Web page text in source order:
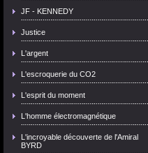
JF - KENNEDY
Justice
L'argent
L'escroquerie du CO2
L'esprit du moment
L'homme électromagnétique
L'incroyable découverte de l'Amiral
BYRD